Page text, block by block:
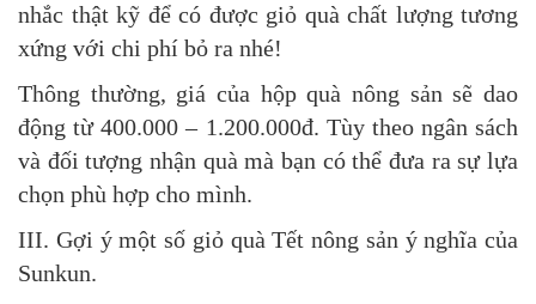
nhắc thật kỹ để có được giỏ quà chất lượng tương
xứng với chi phí bỏ ra nhé!
Thông thường, giá của hộp quà nông sản sẽ dao
động từ 400.000 – 1.200.000đ. Tùy theo ngân sách
và đối tượng nhận quà mà bạn có thể đưa ra sự lựa
chọn phù hợp cho mình.
III. Gợi ý một số giỏ quà Tết nông sản ý nghĩa của
Sunkun.